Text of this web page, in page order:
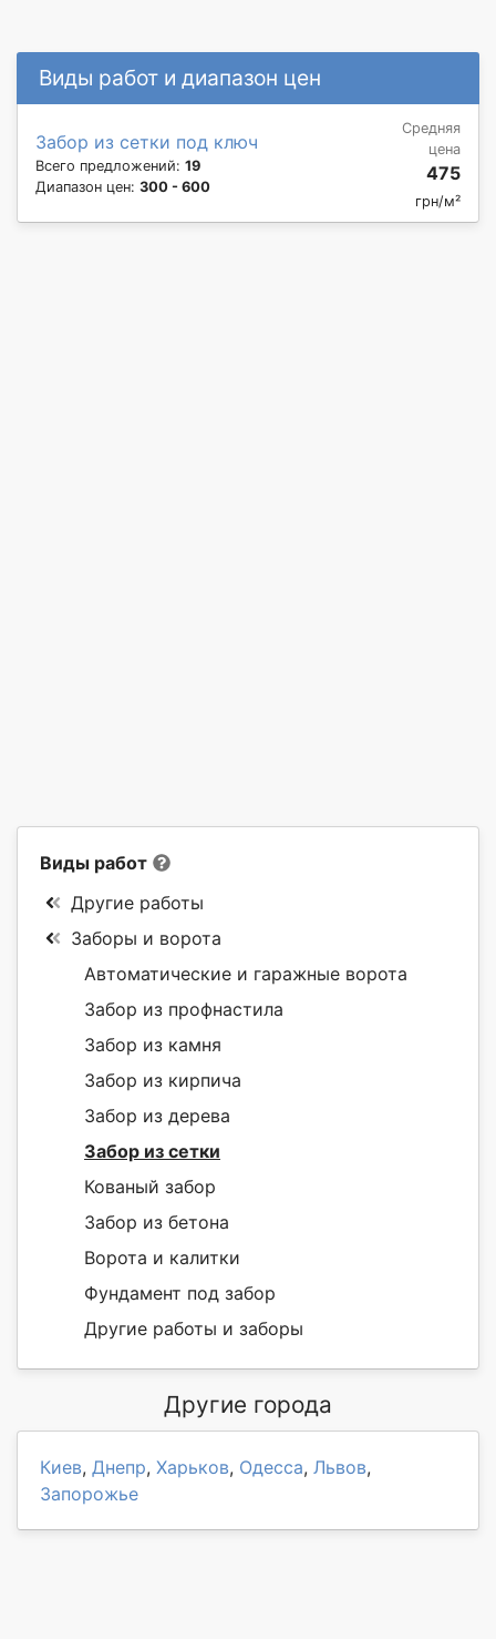
Виды работ и диапазон цен
Забор из сетки под ключ
Всего предложений: 19
Диапазон цен: 300 - 600
Средняя
цена
475
грн/м²
Виды работ
Другие работы
Заборы и ворота
Автоматические и гаражные ворота
Забор из профнастила
Забор из камня
Забор из кирпича
Забор из дерева
Забор из сетки
Кованый забор
Забор из бетона
Ворота и калитки
Фундамент под забор
Другие работы и заборы
Другие города
Киев, Днепр, Харьков, Одесса, Львов,
Запорожье